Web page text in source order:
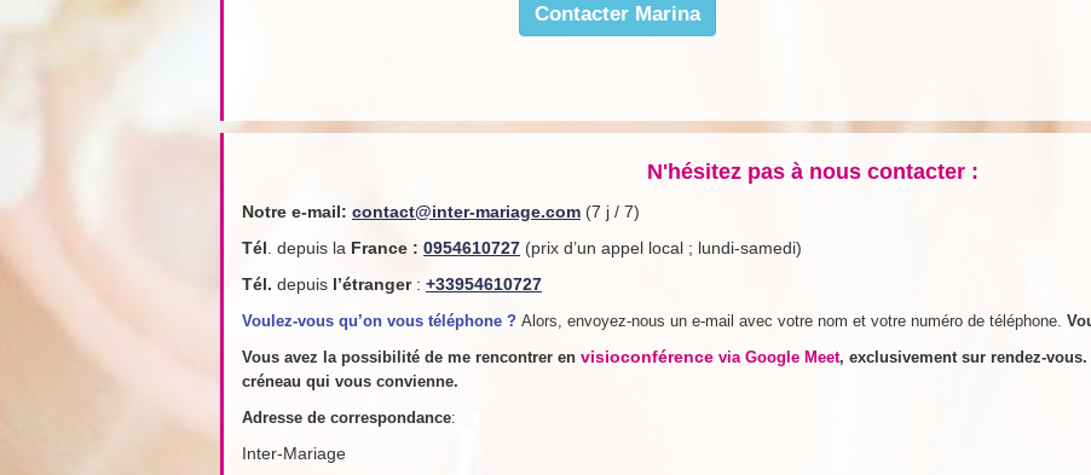
Contacter Marina
N'hésitez pas à nous contacter :
Notre e-mail: contact@inter-mariage.com (7 j / 7)
Tél . depuis la France : 0954610727 (prix d’un appel local ; lundi-samedi)
Tél. depuis l’étranger: +33954610727
Voulez-vous qu’on vous téléphone ? Alors, envoyez-nous un e-mail avec votre nom et votre numéro de téléphone.
Vous avez la possibilité de me rencontrer en visioconférence via Google Meet, exclusivement sur rendez-vous.
créneau qui vous convienne.
Adresse de correspondance:
Inter-Mariage